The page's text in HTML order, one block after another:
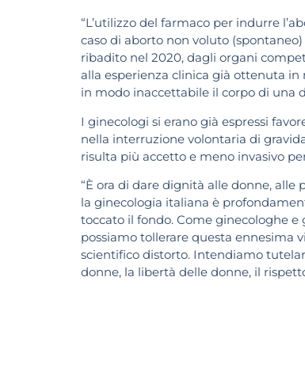
“L’utilizzo del farmaco per indurre
caso di aborto non voluto
ribadito nel 2020, dagli organi
alla esperienza clinica già ottenuta
in modo inaccettabile il corpo di una
I ginecologi si erano già espressi
nella interruzione volontaria di
risulta più accetto e meno invasivo
“È ora di dare dignità alle donne,
la ginecologia italiana è
toccato il fondo. Come ginecologhe
possiamo tollerare questa ennesima
scientifico distorto. Intendiamo
donne, la libertà delle donne, il